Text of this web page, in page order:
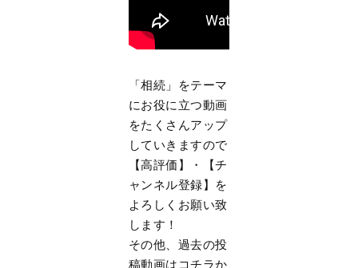
「相続」をテーマ
にお役に立つ動画
をたくさんアップ
していきますので
【高評価】・【チ
ャンネル登録】を
よろしくお願い致
します！
その他、過去の投
稿動画はコチラか